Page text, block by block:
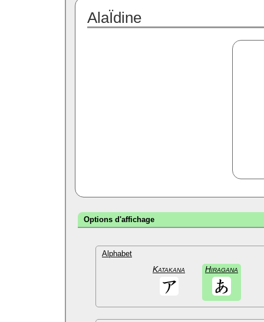
AlaÏdine
Options d'affichage
Alphabet
Katakana Hiragana